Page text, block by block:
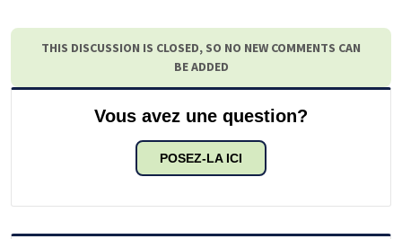
THIS DISCUSSION IS CLOSED, SO NO NEW COMMENTS CAN
BE ADDED
Vous avez une question?
POSEZ-LA ICI